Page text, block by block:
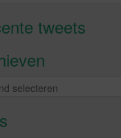
tweets
Klik om marketing